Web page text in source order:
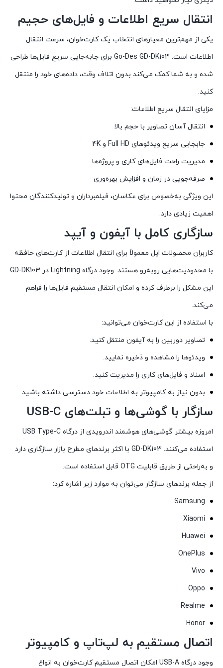
انتقال سریع اطلاعات و فایل‌های حجیم
یکی از مهم‌ترین معیارهای انتخاب یک کارت‌خوان، سرعت انتقال
اطلاعات است. Go-Des GD-DK103 برای جابه‌جایی سریع فایل‌ها طراحی
شده و به شما کمک می‌کند بدون اتلاف وقت، داده‌های خود را منتقل
کنید.
مزایای انتقال سریع اطلاعات:
انتقال آسان تصاویر با حجم بالا
جابجایی سریع ویدئوهای Full HD و 4K
مدیریت راحت فایل‌های کاری و پروژه‌ها
صرفه‌جویی در زمان و افزایش بهره‌وری
این ویژگی به‌خصوص برای عکاسان، فیلمبرداران و تولیدکنندگان محتوا
اهمیت زیادی دارد.
سازگاری کامل با آیفون و آیپد
کاربران محصولات اپل معمولاً برای انتقال اطلاعات از کارت‌های حافظه
با محدودیت‌هایی روبه‌رو هستند. وجود درگاه Lightning در GD-DK103
این مشکل را برطرف کرده و امکان انتقال مستقیم فایل‌ها را فراهم
می‌کند.
با استفاده از این کارت‌خوان می‌توانید:
تصاویر دوربین را به آیفون منتقل کنید.
ویدئوها را مشاهده و ذخیره نمایید.
اسناد و فایل‌های کاری را مدیریت کنید.
بدون نیاز به کامپیوتر به اطلاعات خود دسترسی داشته باشید.
سازگار با گوشی‌ها و تبلت‌های USB-C
امروزه بیشتر گوشی‌های هوشمند اندرویدی از درگاه USB Type-C
استفاده می‌کنند. GD-DK103 با اکثر برندهای مطرح بازار سازگاری دارد
و به‌راحتی از طریق قابلیت OTG قابل استفاده است.
از جمله برندهای سازگار می‌توان به موارد زیر اشاره کرد:
Samsung
Xiaomi
Huawei
OnePlus
Vivo
Oppo
Realme
Honor
اتصال مستقیم به لپ‌تاپ و کامپیوتر
وجود درگاه USB-A امکان اتصال مستقیم کارت‌خوان به انواع